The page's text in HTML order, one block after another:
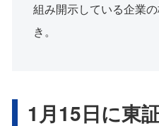
組み開示している企業
き。
1月15日に東